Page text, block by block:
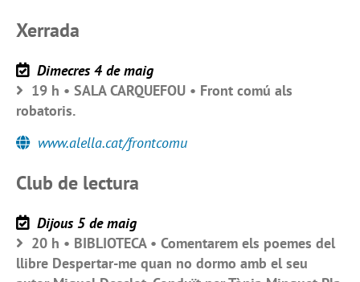
Xerrada
Dimecres 4 de maig
19 h • SALA CARQUEFOU • Front comú als
robatoris.
www.alella.cat/frontcomu
Club de lectura
Dijous 5 de maig
20 h • BIBLIOTECA • Comentarem els poemes del
llibre Despertar-me quan no dormo amb el seu